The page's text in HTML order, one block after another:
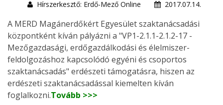
Hírszerkesztő: Erdő-Mező Online
2017.07.14.
A MERD Magánerdőkért Egyesület szaktanácsadási
központként kíván pályázni a "VP1-2.1.1-2.1.2-17 -
Mezőgazdasági, erdőgazdálkodási és élelmiszer-
feldolgozáshoz kapcsolódó egyéni és csoportos
szaktanácsadás" erdészeti támogatásra, hiszen az
erdészeti szaktanácsadással kiemelten kíván
foglalkozni.Tovább >>>